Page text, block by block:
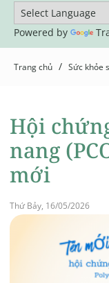
Powered by
Trang chủ / Sức khỏe
Hội
nang
mới
Thứ Bảy, 16/05/2026